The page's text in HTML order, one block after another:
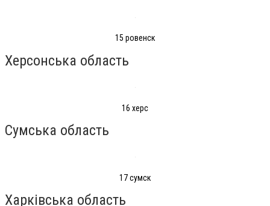
15 ровенск
Херсонська область
16 херс
Сумська область
17 сумск
Харківська область